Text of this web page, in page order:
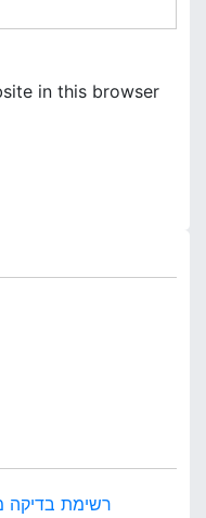
in this browser
רשימת בדיקה